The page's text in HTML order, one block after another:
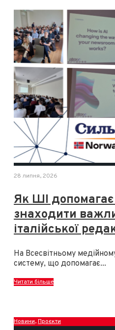
28 липня, 2026
Як ШІ
знаходити
італійської
На Всесвітньому
систему, що допомагає...
Читати більше
Новини,Проєкти